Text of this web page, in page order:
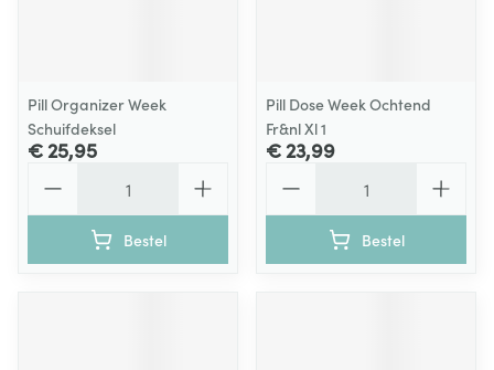
Pill Organizer Week
Schuifdeksel
€ 25,95
Bestel
Pill Dose Week Ochtend
Fr&nl Xl 1
€ 23,99
Bestel